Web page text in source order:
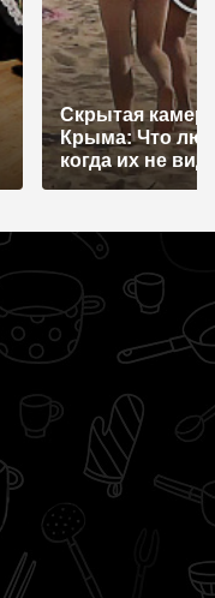
Скрытая
Крыма: Что
когда их не